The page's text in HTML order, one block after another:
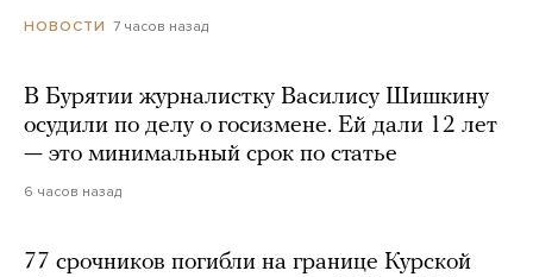
НОВОСТИ 7 часов назад
В Бурятии журналистку Василису Шишкину
осудили по делу о госизмене. Ей дали 12 лет
— это минимальный срок по статье
6 часов назад
77 срочников погибли на границе Курской